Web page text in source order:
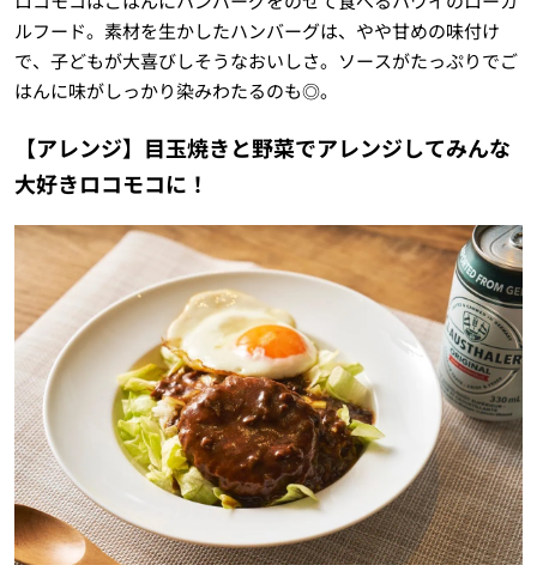
ルフード。素材を生かしたハンバーグは、やや甘めの味付け
で、子どもが大喜びしそうなおいしさ。ソースがたっぷりでご
はんに味がしっかり染みわたるのも◎。
【アレンジ】目玉焼きと野菜でアレンジしてみんな
大好きロコモコに！